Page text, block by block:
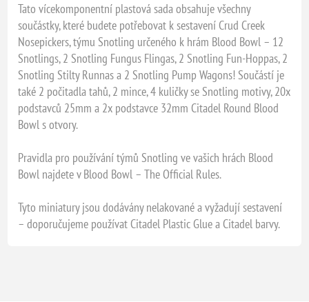
Tato vícekomponentní plastová sada obsahuje všechny
součástky, které budete potřebovat k sestavení Crud Creek
Nosepickers, týmu Snotling určeného k hrám Blood Bowl – 12
Snotlings, 2 Snotling Fungus Flingas, 2 Snotling Fun-Hoppas, 2
Snotling Stilty Runnas a 2 Snotling Pump Wagons! Součástí je
také 2 počitadla tahů, 2 mince, 4 kuličky se Snotling motivy, 20x
podstavců 25mm a 2x podstavce 32mm Citadel Round Blood
Bowl s otvory.
Pravidla pro používání týmů Snotling ve vašich hrách Blood
Bowl najdete v Blood Bowl – The Official Rules.
Tyto miniatury jsou dodávány nelakované a vyžadují sestavení
– doporučujeme používat Citadel Plastic Glue a Citadel barvy.